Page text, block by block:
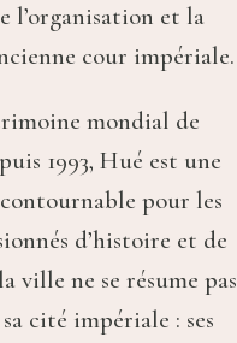
l’organisation et la
cour impériale.
mondial de
1993, Hué est une
pour les
d’histoire et de
ville ne se résume pas
cité impériale : ses